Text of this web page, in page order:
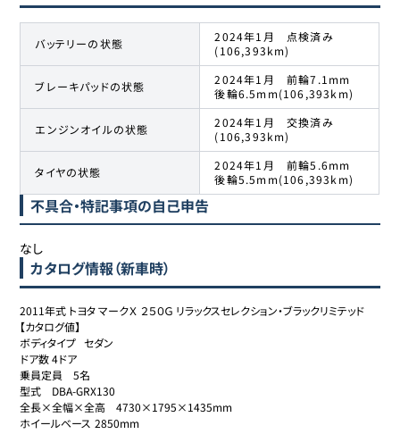
バッテリーの状態
2024年1月 点検済み
(106,393km)
ブレーキパッドの状態
2024年1月 前輪7.1mm
後輪6.5mm(106,393km)
エンジンオイルの状態
2024年1月 交換済み
(106,393km)
タイヤの状態
2024年1月 前輪5.6mm
後輪5.5mm(106,393km)
不具合・特記事項の自己申告
なし
カタログ情報（新車時）
2011年式 トヨタ マークＸ ２５０Ｇ リラックスセレクション・ブラックリミテッド
【カタログ値】
ボディタイプ	セダン
ドア数	4ドア
乗員定員	5名
型式	DBA-GRX130
全長×全幅×全高	4730×1795×1435mm
ホイールベース	2850mm